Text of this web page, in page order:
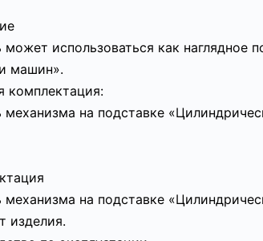
использоваться как наглядное
машин».
комплектация:
на подставке
на подставке
изделия.